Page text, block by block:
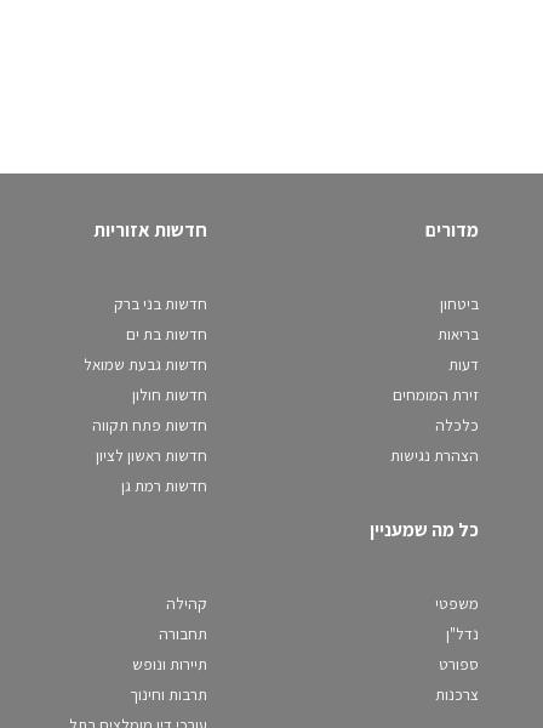
מדורים
ביטחון
בריאות
דעות
זירת המומחים
כלכלה
הצהרת נגישות
חדשות אזוריות
חדשות בני ברק
חדשות בת ים
חדשות גבעת שמואל
חדשות חולון
חדשות פתח תקווה
חדשות ראשון לציון
חדשות רמת גן
כל מה שמעניין
משפטי
נדל"ן
ספורט
צרכנות
קהילה
תחבורה
תיירות ונופש
תרבות וחינוך